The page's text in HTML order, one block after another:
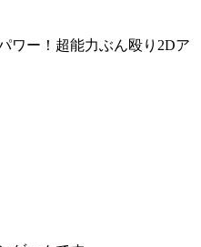
ワー！超能力ぶん殴り2Dア